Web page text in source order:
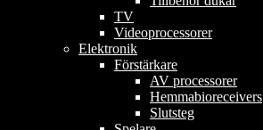
TV
Videoprocessorer
Elektronik
Förstärkare
AV processorer
Hemmabioreceivers
Slutsteg